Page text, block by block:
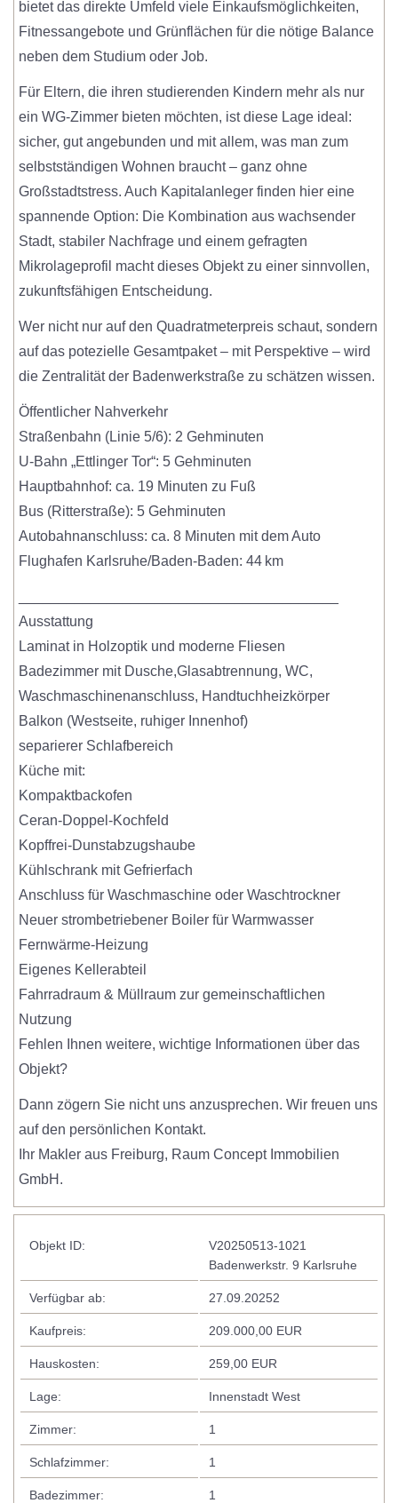
bietet das direkte Umfeld viele Einkaufsmöglichkeiten,
Fitnessangebote und Grünflächen für die nötige Balance
neben dem Studium oder Job.
Für Eltern, die ihren studierenden Kindern mehr als nur
ein WG-Zimmer bieten möchten, ist diese Lage ideal:
sicher, gut angebunden und mit allem, was man zum
selbstständigen Wohnen braucht – ganz ohne
Großstadtstress. Auch Kapitalanleger finden hier eine
spannende Option: Die Kombination aus wachsender
Stadt, stabiler Nachfrage und einem gefragten
Mikrolageprofil macht dieses Objekt zu einer sinnvollen,
zukunftsfähigen Entscheidung.
Wer nicht nur auf den Quadratmeterpreis schaut, sondern
auf das potezielle Gesamtpaket – mit Perspektive – wird
die Zentralität der Badenwerkstraße zu schätzen wissen.
Öffentlicher Nahverkehr
Straßenbahn (Linie 5/6): 2 Gehminuten
U-Bahn „Ettlinger Tor“: 5 Gehminuten
Hauptbahnhof: ca. 19 Minuten zu Fuß
Bus (Ritterstraße): 5 Gehminuten
Autobahnanschluss: ca. 8 Minuten mit dem Auto
Flughafen Karlsruhe/Baden-Baden: 44 km
Ausstattung
Laminat in Holzoptik und moderne Fliesen
Badezimmer mit Dusche,Glasabtrennung, WC,
Waschmaschinenanschluss, Handtuchheizkörper
Balkon (Westseite, ruhiger Innenhof)
separierer Schlafbereich
Küche mit:
Kompaktbackofen
Ceran-Doppel-Kochfeld
Kopffrei-Dunstabzugshaube
Kühlschrank mit Gefrierfach
Anschluss für Waschmaschine oder Waschtrockner
Neuer strombetriebener Boiler für Warmwasser
Fernwärme-Heizung
Eigenes Kellerabteil
Fahrradraum & Müllraum zur gemeinschaftlichen
Nutzung
Fehlen Ihnen weitere, wichtige Informationen über das
Objekt?
Dann zögern Sie nicht uns anzusprechen. Wir freuen uns
auf den persönlichen Kontakt.
Ihr Makler aus Freiburg, Raum Concept Immobilien
GmbH.
Objekt ID:
V20250513-1021
Badenwerkstr. 9 Karlsruhe
Verfügbar ab: 27.09.20252
Kaufpreis: 209.000,00 EUR
Hauskosten: 259,00 EUR
Lage: Innenstadt West
Zimmer: 1
Schlafzimmer: 1
Badezimmer: 1